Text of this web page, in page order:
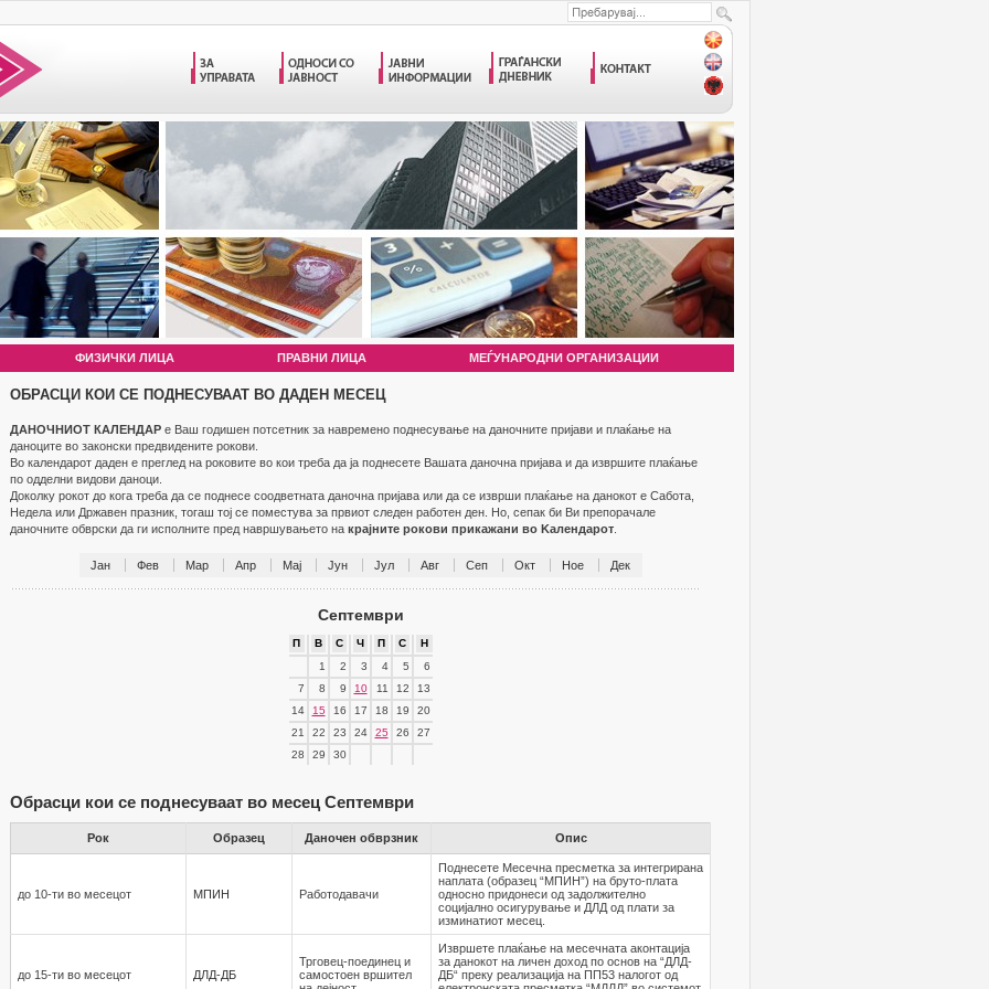
ФИЗИЧКИ ЛИЦА ПРАВНИ ЛИЦА МЕЃУНАРОДНИ ОРГАНИЗАЦИИ
ОБРАСЦИ КОИ СЕ ПОДНЕСУВААТ ВО ДАДЕН МЕСЕЦ
ДАНОЧНИОТ КАЛЕНДАР е Ваш годишен потсетник за навремено поднесување на даночните пријави и плаќање на
даноците во законски предвидените рокови.
Во календарот даден е преглед на роковите во кои треба да ја поднесете Вашата даночна пријава и да извршите плаќање
по одделни видови даноци.
Доколку рокот до кога треба да се поднесе соодветната даночна пријава или да се изврши плаќање на данокот е Сабота,
Недела или Државен празник, тогаш тој се поместува за првиот следен работен ден. Но, сепак би Ви препорачале
даночните обврски да ги исполните пред навршувањето на крајните рокови прикажани во Kалендарот
Јан Фев Мар Апр Мај Јун Јул Авг Сеп Окт Ное Дек
Септември
П В С Ч П С
Н
1
2 3 4 5
6
7
8 9 10 11 12
13
14
15 16 17 18 19
20
21
22 23 24 25 26
27
28
29 30
Обрасци кои се поднесуваат во месец Септември
Рок Образец Даночен обврзник Опис
до 10-ти во месецот МПИН Работодавaчи
Поднесете Месечна пресметка за интегрирана
наплата (образец “МПИН”) на бруто-плата
односно придонеси од задолжително
социјално осигурување и ДЛД од плати за
изминатиот месец.
до 15-ти во месецот ДЛД-ДБ
Трговец-поединец и
самостоен вршител
Извршете плаќање на месечната аконтација
за данокот на личен доход по основ на “ДЛД-
ДБ“ преку реализација на ПП53 налогот од